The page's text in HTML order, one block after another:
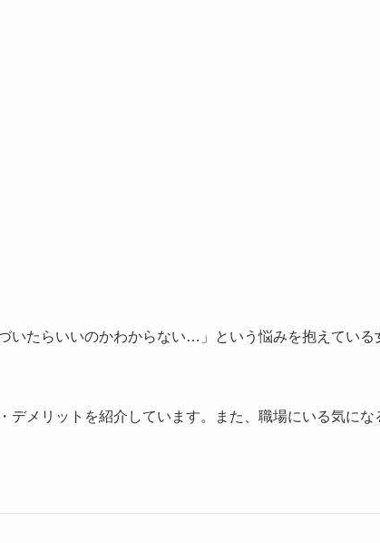
いたらいいのかわからない…」という悩みを抱えている
デメリットを紹介しています。また、職場にいる気にな